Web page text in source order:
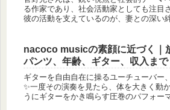
る作家であり、社会活動家としても注目
彼の活動を支えているのが、妻との深い
nacoco musicの素顔に近づく｜
パンツ、年齢、ギター、収入まで
ギターを自由自在に操るユーチューバー
✨一度その演奏を見たら、体を大きく動
うにギターをかき鳴らす圧巻のパフォー